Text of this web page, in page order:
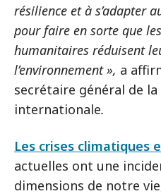
résilience et à s’adapter
pour faire en sorte que
humanitaires réduisent
l’environnement », a
secrétaire général de
internationale.
Les crises climatiques
actuelles ont une
dimensions de notre